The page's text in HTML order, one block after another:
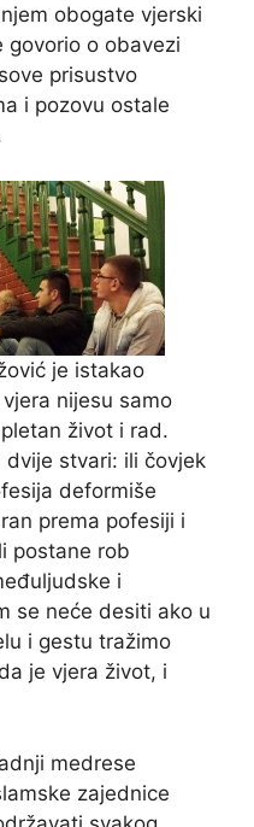
obogate vjerski
govorio o obavezi
prisustvo
i pozovu ostale
je istakao
nijesu samo
život i rad.
dvije stvari: ili čovjek
deformiše
prema pofesiji i
postane rob
i
se neće desiti ako u
i gestu tražimo
je vjera život, i
medrese
zajednice